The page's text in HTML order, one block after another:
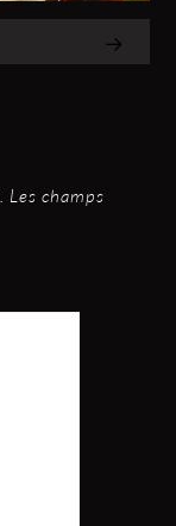
Les champs